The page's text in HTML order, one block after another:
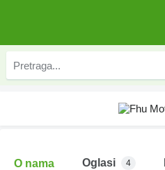
O nama Oglasi 4